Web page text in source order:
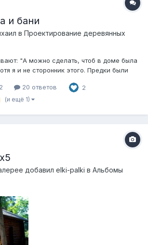
и бани
в Проектирование деревянных
"А можно сделать, чтоб в доме была
я и не сторонник этого. Предки были
в пределах своего надела. Да и
повышеной влажности - очень
20 ответов 2
(и ещё 1)
добавил elki-palki в Альбомы